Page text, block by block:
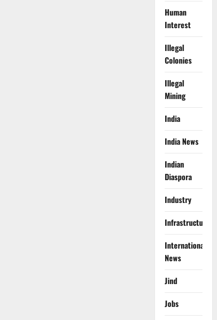
Human
Interest
Illegal
Colonies
Illegal
Mining
India
India News
Indian
Diaspora
Industry
Infrastructure
International
News
Jind
Jobs